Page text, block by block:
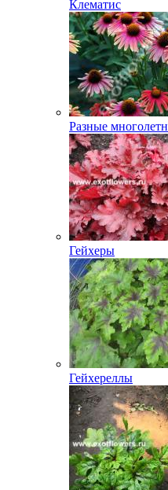
Клематис
Разные
Гейхеры
Гейхереллы